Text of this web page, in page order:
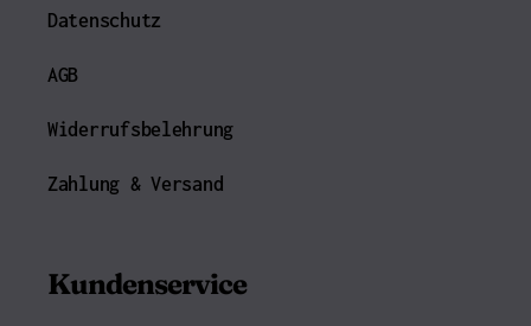
Datenschutz
AGB
Widerrufsbelehrung
Zahlung & Versand
Kundenservice